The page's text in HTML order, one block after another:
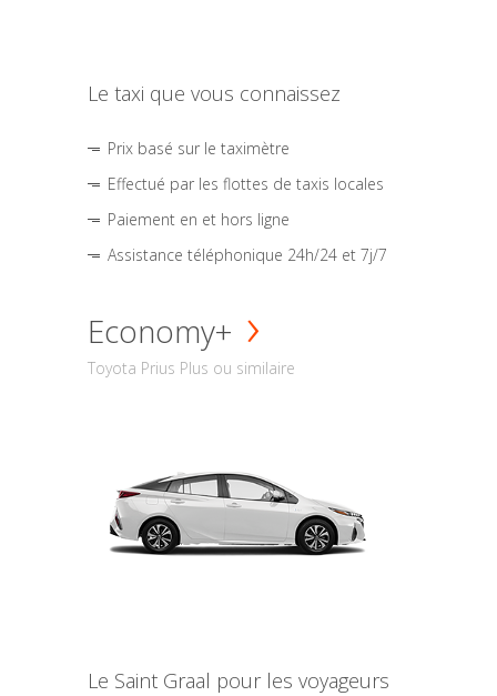
Le taxi que vous connaissez
Prix basé sur le taximètre
Effectué par les flottes de taxis locales
Paiement en et hors ligne
Assistance téléphonique 24h/24 et 7j/7
Economy+
Toyota Prius Plus ou similaire
Le Saint Graal pour les voyageurs